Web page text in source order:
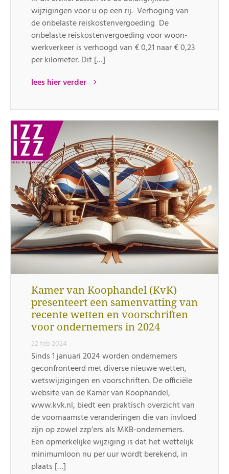
wijzigingen voor u op een rij. Verhoging van
de onbelaste reiskostenvergoeding De
onbelaste reiskostenvergoeding voor woon-
werkverkeer is verhoogd van € 0,21 naar € 0,23
per kilometer. Dit […]
lees hier verder
Kamer van Koophandel (KvK)
presenteert een samenvatting van
recente wetten en voorschriften
voor ondernemers in 2024
22 feb 2024
Sinds 1 januari 2024 worden ondernemers
geconfronteerd met diverse nieuwe wetten,
wetswijzigingen en voorschriften. De officiële
website van de Kamer van Koophandel,
www.kvk.nl, biedt een praktisch overzicht van
de voornaamste veranderingen die van invloed
zijn op zowel zzp’ers als MKB-ondernemers.
Een opmerkelijke wijziging is dat het wettelijk
minimumloon nu per uur wordt berekend, in
plaats […]